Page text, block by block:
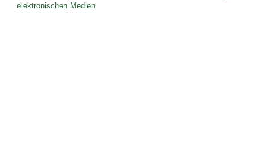
elektronischen Medien